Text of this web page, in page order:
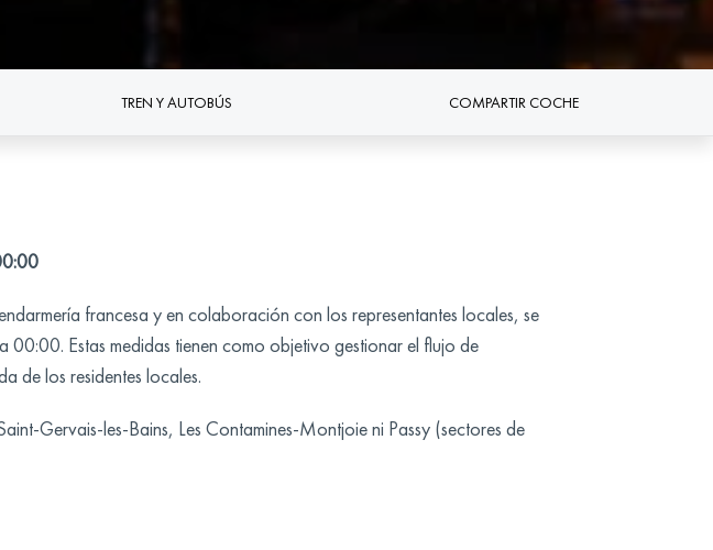
TREN Y AUTOBÚS COMPARTIR COCHE
francesa y en colaboración con los representantes locales, se
Estas medidas tienen como objetivo gestionar el flujo de
de los residentes locales.
Gervais-les-Bains, Les Contamines-Montjoie ni Passy (sectores de